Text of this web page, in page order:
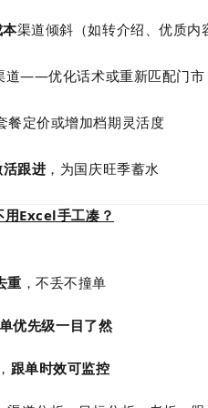
渠道倾斜（如转介绍、优质内
道——优化话术或重新匹配门市
定价或增加档期灵活度
跟进 ，为国庆旺季蓄水
用Excel手工凑？
重 ，不丢不撞单
优先级一目了然
跟单时效可监控